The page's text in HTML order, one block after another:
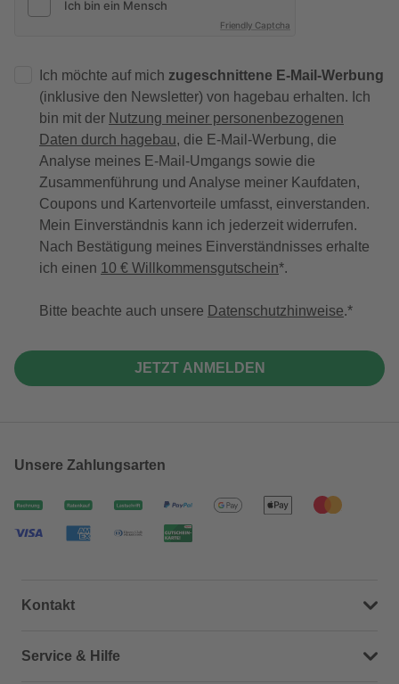
Friendly Captcha
Ich möchte auf mich zugeschnittene E-Mail-Werbung
(inklusive den Newsletter) von hagebau erhalten. Ich
bin mit der Nutzung meiner personenbezogenen
Daten durch hagebau, die E-Mail-Werbung, die
Analyse meines E-Mail-Umgangs sowie die
Zusammenführung und Analyse meiner Kaufdaten,
Coupons und Kartenvorteile umfasst, einverstanden.
Mein Einverständnis kann ich jederzeit widerrufen.
Nach Bestätigung meines Einverständnisses erhalte
ich einen 10 € Willkommensgutschein*.
Bitte beachte auch unsere Datenschutzhinweise.
JETZT ANMELDEN
Unsere Zahlungsarten
Kontakt
Dein Kontakt zu uns
Service & Hilfe